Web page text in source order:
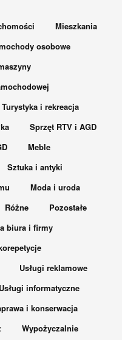
Mieszkania
osobowe
Turystyka i rekreacja
Sprzęt RTV i AGD
Meble
Sztuka i antyki
Moda i uroda
Różne
Pozostałe
biura i firmy
Usługi reklamowe
Usługi informatyczne
i konserwacja
Wypożyczalnie